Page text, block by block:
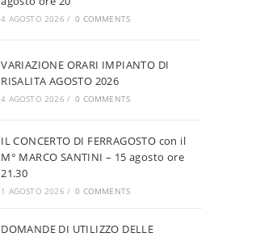
4 AGOSTO 2026 / 0 COMMENTS
VARIAZIONE ORARI IMPIANTO DI
RISALITA AGOSTO 2026
4 AGOSTO 2026 / 0 COMMENTS
IL CONCERTO DI FERRAGOSTO con il
M° MARCO SANTINI – 15 agosto ore
21.30
1 AGOSTO 2026 / 0 COMMENTS
DOMANDE DI UTILIZZO DELLE